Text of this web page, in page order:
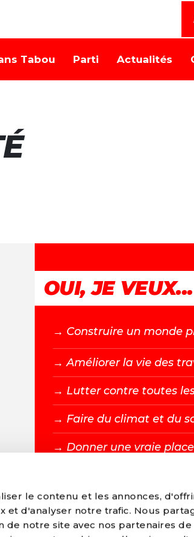
le contenu et les annonces,
et d'analyser notre trafic. Nous
notre site avec nos partenaires de
Tabou Parti Actualités
-
OUI, JE VEUX...
→ Construire un monde
→ Améliorer la vie des
→ Lutter contre toutes
→ Faire du climat et du
→ Donner une vraie
DEVENIR MEMBRE →